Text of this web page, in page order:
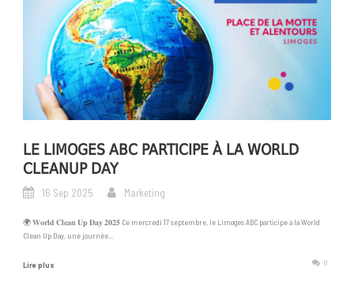
LE LIMOGES ABC PARTICIPE À LA WORLD
CLEANUP DAY
16 Sep 2025 Marketing
🌍 𝐖𝐨𝐫𝐥𝐝 𝐂𝐥𝐞𝐚𝐧 𝐔𝐩 𝐃𝐚𝐲 𝟐𝟎𝟐𝟓 Ce mercredi 17 septembre, le Limoges ABC participe à la World
Clean Up Day, une journée...
Lire plus 0